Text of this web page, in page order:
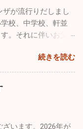
、この忙しさで身
（笑）。家で寝て
さんありますが、
♪♪ １２月に入って寒
す。火の用心・風
います。 皆さんも
るにしろ、 た～く
。
が多いので十分気
色々な出会いがあ
を重ねていくごと
ロットの方と友人に
行機ばかりを追い
思いがけない素晴
が流行りだしまし
校、中学校、軒並
。それに伴いお父
とお子さんのほうが
、お子さんと暮ら
す。どうぞ油断せ
続きを読む
います。2026年が